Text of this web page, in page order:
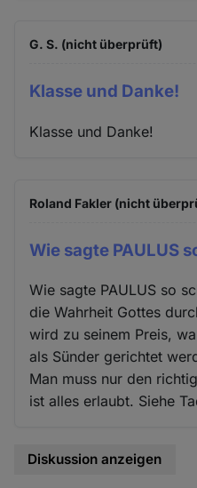
G. S. (nicht überprüft)
Klasse und Danke!
Klasse und Danke!
Roland Fakler (nicht
Wie sagte PAULUS
Wie sagte PAULUS so
die Wahrheit Gottes
wird zu seinem Preis,
als Sünder gerichtet
Man muss nur den
ist alles erlaubt. Siehe
Diskussion anzeigen